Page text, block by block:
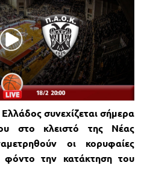
συνεχίζεται σήμερα
στο κλειστό της Νέας
οι κορυφαίες
την κατάκτηση του